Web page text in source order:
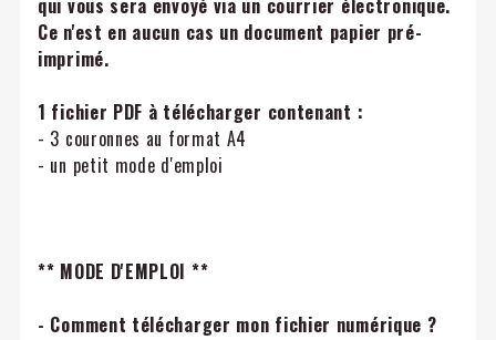
qui vous sera envoyé via un courrier électronique.
Ce n'est en aucun cas un document papier pré-
imprimé.
1 fichier PDF à télécharger contenant :
- 3 couronnes au format A4
- un petit mode d'emploi
** MODE D'EMPLOI **
- Comment télécharger mon fichier numérique ?